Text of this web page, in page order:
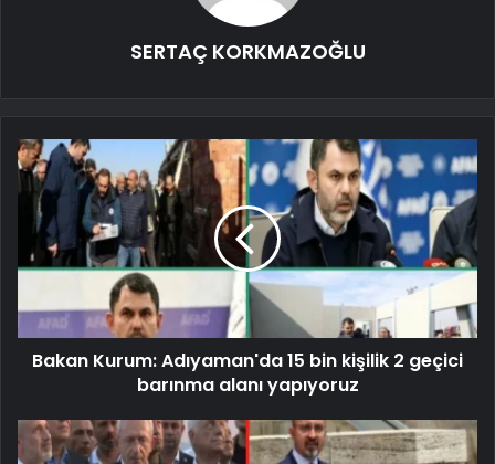
SERTAÇ KORKMAZOĞLU
Bakan Kurum: Adıyaman'da 15 bin kişilik 2 geçici
barınma alanı yapıyoruz